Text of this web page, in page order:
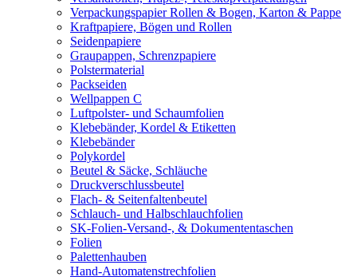
Verpackungspapier Rollen & Bogen, Karton & Pappe
Kraftpapiere, Bögen und Rollen
Seidenpapiere
Graupappen, Schrenzpapiere
Polstermaterial
Packseiden
Wellpappen C
Luftpolster- und Schaumfolien
Klebebänder, Kordel & Etiketten
Klebebänder
Polykordel
Beutel & Säcke, Schläuche
Druckverschlussbeutel
Flach- & Seitenfaltenbeutel
Schlauch- und Halbschlauchfolien
SK-Folien-Versand-, & Dokumententaschen
Folien
Palettenhauben
Hand-Automatenstrechfolien